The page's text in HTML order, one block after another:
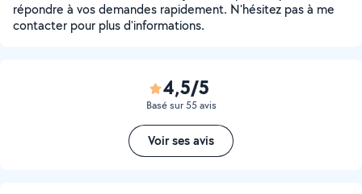
répondre à vos demandes rapidement. N'hésitez pas à me
contacter pour plus d'informations.
4,5/5
Basé sur 55 avis
Voir ses avis